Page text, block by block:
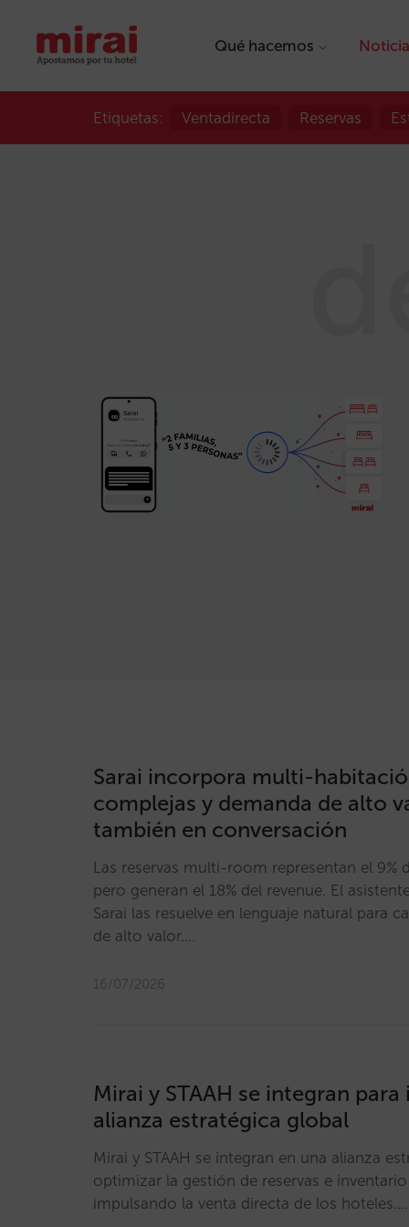
Qué hacemos
Etiquetas: Ventadirecta Reservas
Sarai incorpora multi-
complejas y demanda de alto
también en conversación
Las reservas multi-room representan el 9%
pero generan el 18% del revenue. El
Sarai las resuelve en lenguaje natural para
de alto valor.…
16/07/2026
Mirai y STAAH se integran
alianza estratégica global
Mirai y STAAH se integran en una alianza
optimizar la gestión de reservas e
impulsando la venta directa de los hoteles.…